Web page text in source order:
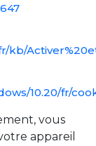
10.20/fr/
vous
appareil